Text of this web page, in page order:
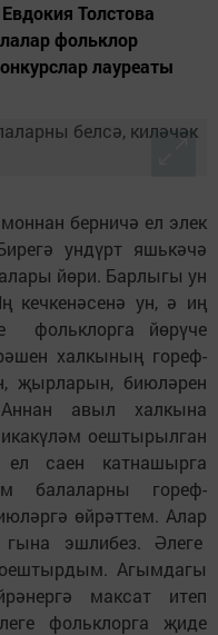
Толстова
фольклор
лауреаты
берничә ел элек
ундүрт яшькәчә
йөри. Барлыгы ун
ун, ә иң
фольклорга йөрүче
халкының гореф-
җырларын, биюләрен
авыл халкына
оештырылган
ел саен катнашырга
балаларны гореф-
өйрәттем. Алар
гына эшлибез. Әлеге
оештырдым. Агымдагы
максат итеп
фольклорга җиде